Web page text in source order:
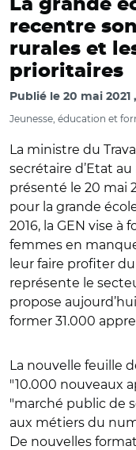
La grande
recentre
rurales et
prioritaires
Publié le 20 mai 2021
Jeunesse, éducation et
La ministre du
secrétaire d’Etat
présenté le 20 mai
pour la grande
2016, la GEN vise
femmes en
leur faire profiter
représente le
propose
former 31.000
La nouvelle feuille
"10.000 nouveaux
"marché public de
aux métiers du
De nouvelles